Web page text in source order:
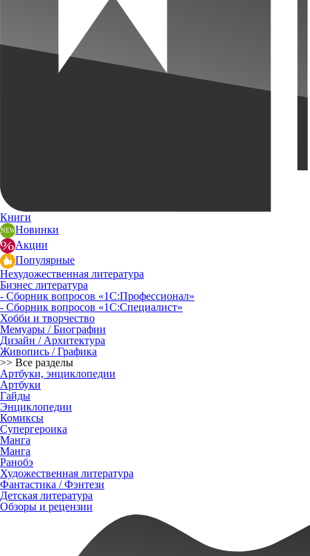
Книги
Новинки
Акции
Популярные
Нехудожественная литература
Бизнес литература
- Сборник вопросов «1С:Профессионал»
- Сборник вопросов «1С:Специалист»
Хобби и творчество
Мемуары / Биографии
Дизайн / Архитектура
Живопись / Графика
>> Все разделы
Артбуки, энциклопедии
Артбуки
Гайды
Энциклопедии
Комиксы
Супергероика
Манга
Манга
Ранобэ
Художественная литература
Фантастика / Фэнтези
Детская литература
Обзоры и рецензии